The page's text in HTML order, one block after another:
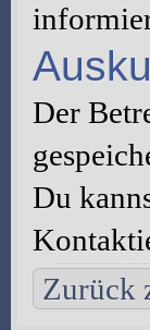
Der
Du
Zurück